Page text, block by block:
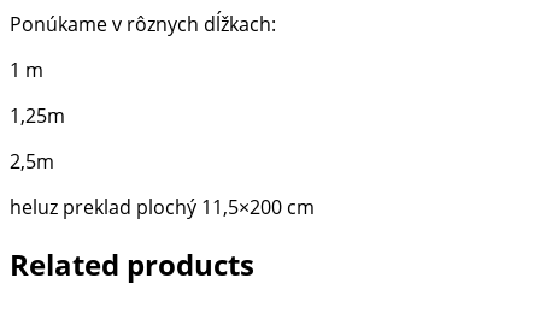
Ponúkame v rôznych dĺžkach:
1 m
1,25m
2,5m
heluz preklad plochý 11,5×200 cm
Related products